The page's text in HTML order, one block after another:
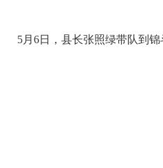
5月6日，县长张照绿带队到锦